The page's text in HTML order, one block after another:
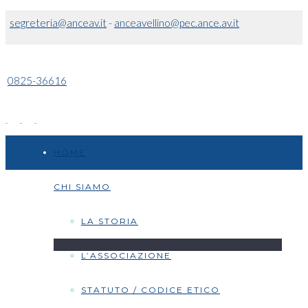
segreteria@anceav.it- anceavellino@pec.ance.av.it
0825-36616
CHI SIAMO
LA STORIA
L’ASSOCIAZIONE
STATUTO / CODICE ETICO